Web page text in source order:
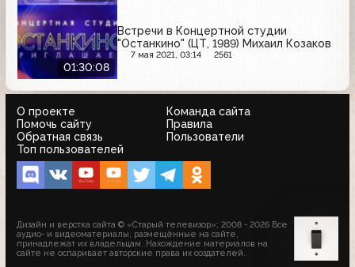
01:30:08
Встречи в Концертной студии
"Останкино" (ЦТ, 1989) Михаил Козаков
7 мая 2021, 03:14 2561
О проекте
Команда сайта
Помочь сайту
Правила
Обратная связь
Пользователи
Топ пользователей
Дизайн и верстка сайта © «Старый телевизор»; 2008 - 2026 Все
аудио- и видеоматериалы, размещённые на сайте,
принадлежат их владельцам. Нахождение материалов на
сайте не оспаривает авторские права их создателей.